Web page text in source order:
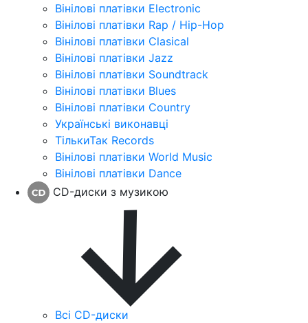
Вінілові платівки Electronic
Вінілові платівки Rap / Hip-Hop
Вінілові платівки Clasical
Вінілові платівки Jazz
Вінілові платівки Soundtrack
Вінілові платівки Blues
Вінілові платівки Country
Українські виконавці
ТількиТак Records
Вінілові платівки World Music
Вінілові платівки Dance
CD-диски з музикою
Всі CD-диски